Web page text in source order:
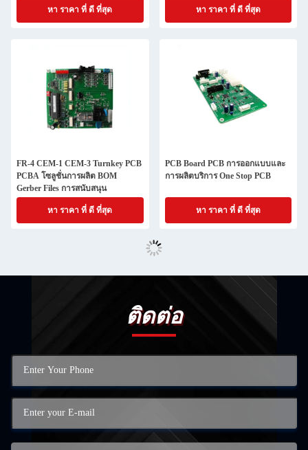
หา ราคา ที่ ดี ที่สุด
หา ราคา ที่ ดี ที่สุด
FR-4 CEM-1 CEM-3 Turnkey PCB
PCBA โซลูชั่นการผลิต BOM
Gerber Files การสนับสนุน
หา ราคา ที่ ดี ที่สุด
PCB Board PCB การออกแบบและ
การผลิตบริการ One Stop PCB
หา ราคา ที่ ดี ที่สุด
ติดต่อ